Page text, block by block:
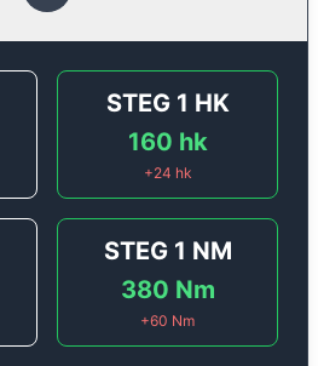
STEG 1 HK
160 hk
+24 hk
STEG 1 NM
380 Nm
+60 Nm